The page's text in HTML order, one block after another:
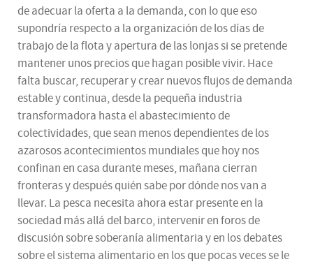
de adecuar la oferta a la demanda, con lo que eso
supondría respecto a la organización de los días de
trabajo de la flota y apertura de las lonjas si se pretende
mantener unos precios que hagan posible vivir. Hace
falta buscar, recuperar y crear nuevos flujos de demanda
estable y continua, desde la pequeña industria
transformadora hasta el abastecimiento de
colectividades, que sean menos dependientes de los
azarosos acontecimientos mundiales que hoy nos
confinan en casa durante meses, mañana cierran
fronteras y después quién sabe por dónde nos van a
llevar. La pesca necesita ahora estar presente en la
sociedad más allá del barco, intervenir en foros de
discusión sobre soberanía alimentaria y en los debates
sobre el sistema alimentario en los que pocas veces se le